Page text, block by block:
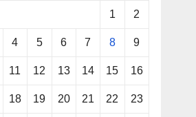
1 2
4 5 6 7 8 9
11 12 13 14 15 16
18 19 20 21 22 23